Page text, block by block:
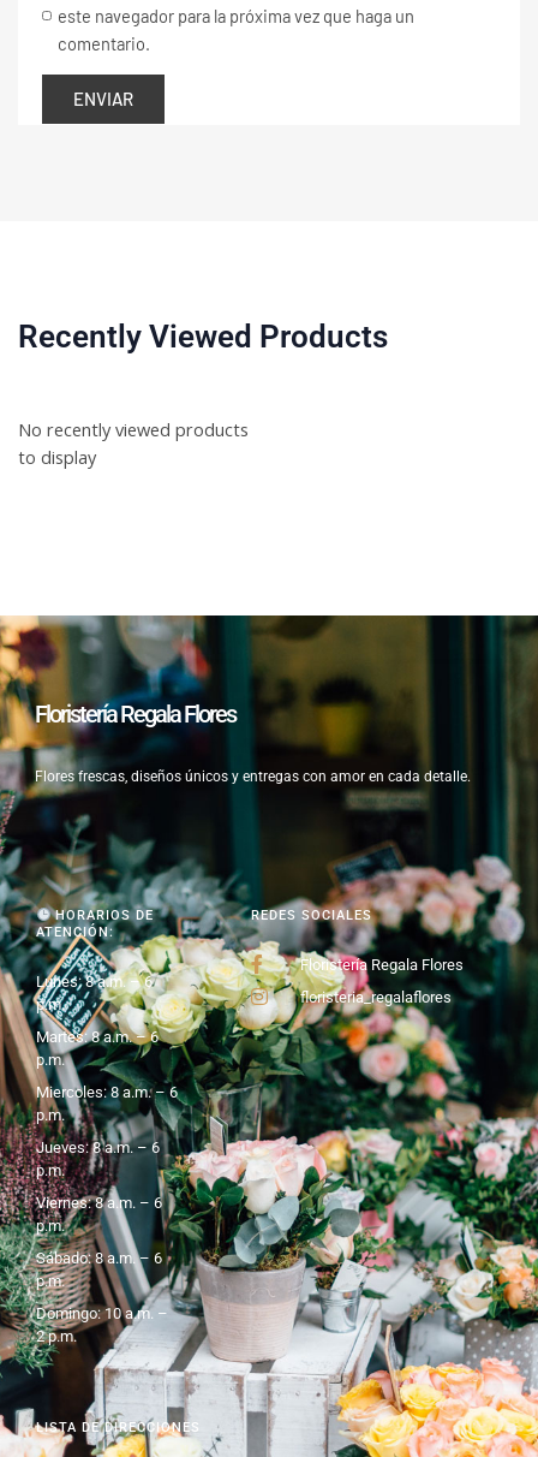
este navegador para la próxima vez que haga un
comentario.
Recently Viewed Products
No recently viewed products
to display
LISTA DE DIRECCIONES
REDES SOCIALES
Floristería Regala Flores
floristeria_regalaflores
HORARIOS DE
ATENCIÓN:
Lunes: 8 a.m. – 6
p.m.
Martes: 8 a.m. – 6
p.m.
Miercoles: 8 a.m. – 6
p.m.
Jueves: 8 a.m. – 6
p.m.
Viernes: 8 a.m. – 6
p.m.
Sábado: 8 a.m. – 6
p.m.
Domingo: 10 a.m. –
2 p.m.
Floristería Regala Flores
Flores frescas, diseños únicos y entregas con amor en cada detalle.